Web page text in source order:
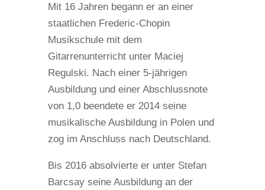
Mit 16 Jahren begann er an einer
staatlichen Frederic-Chopin
Musikschule mit dem
Gitarrenunterricht unter Maciej
Regulski. Nach einer 5-jährigen
Ausbildung und einer Abschlussnote
von 1,0 beendete er 2014 seine
musikalische Ausbildung in Polen und
zog im Anschluss nach Deutschland.
Bis 2016 absolvierte er unter Stefan
Barcsay seine Ausbildung an der